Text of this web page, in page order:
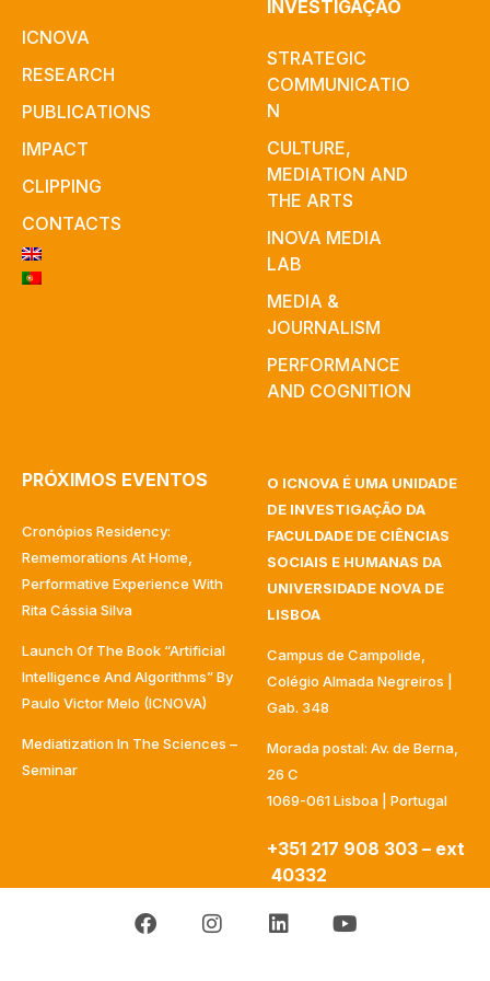
ICNOVA
RESEARCH
PUBLICATIONS
IMPACT
CLIPPING
CONTACTS
INVESTIGAÇÃO
STRATEGIC
COMMUNICATIO
N
CULTURE,
MEDIATION AND
THE ARTS
INOVA MEDIA
LAB
MEDIA &
JOURNALISM
PERFORMANCE
AND COGNITION
PRÓXIMOS EVENTOS
Cronópios Residency:
Rememorations At Home,
Performative Experience With
Rita Cássia Silva
Launch Of The Book “Artificial
Intelligence And Algorithms” By
Paulo Victor Melo (ICNOVA)
Mediatization In The Sciences –
Seminar
O ICNOVA É UMA UNIDADE
DE INVESTIGAÇÃO DA
FACULDADE DE CIÊNCIAS
SOCIAIS E HUMANAS DA
UNIVERSIDADE NOVA DE
LISBOA
Campus de Campolide,
Colégio Almada Negreiros |
Gab. 348
Morada postal: Av. de Berna,
26 C
1069-061 Lisboa | Portugal
+351 217 908 303 – ext
40332